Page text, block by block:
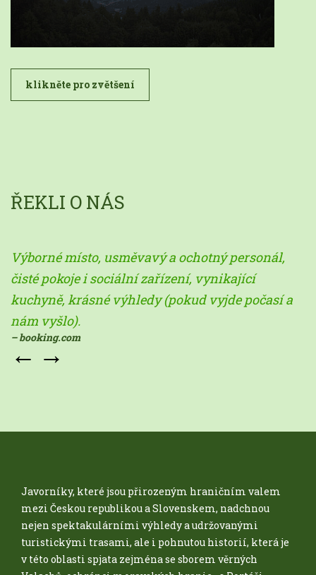
klikněte pro zvětšení
ŘEKLI O NÁS
Výborné místo, usměvavý a ochotný personál,
čisté pokoje i sociální zařízení, vynikající
kuchyně, krásné výhledy (pokud vyjde počasí a
nám vyšlo).
– booking.com
← →
Javorníky, které jsou přirozeným hraničním valem
mezi Českou republikou a Slovenskem, nadchnou
nejen spektakulárními výhledy a udržovanými
turistickými trasami, ale i pohnutou historií, která je
v této oblasti spjata zejména se sborem věrných